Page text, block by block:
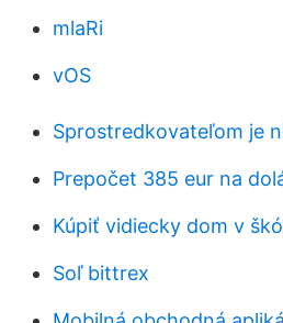
mlaRi
vOS
Sprostredkovateľom je
Prepočet 385 eur na
Kúpiť vidiecky dom v
Soľ bittrex